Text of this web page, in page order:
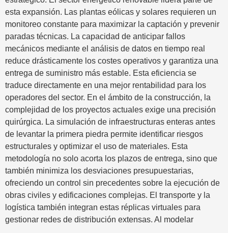
esta expansión. Las plantas eólicas y solares requieren un
monitoreo constante para maximizar la captación y prevenir
paradas técnicas. La capacidad de anticipar fallos
mecánicos mediante el análisis de datos en tiempo real
reduce drásticamente los costes operativos y garantiza una
entrega de suministro más estable. Esta eficiencia se
traduce directamente en una mejor rentabilidad para los
operadores del sector. En el ámbito de la construcción, la
complejidad de los proyectos actuales exige una precisión
quirúrgica. La simulación de infraestructuras enteras antes
de levantar la primera piedra permite identificar riesgos
estructurales y optimizar el uso de materiales. Esta
metodología no solo acorta los plazos de entrega, sino que
también minimiza los desviaciones presupuestarias,
ofreciendo un control sin precedentes sobre la ejecución de
obras civiles y edificaciones complejas. El transporte y la
logística también integran estas réplicas virtuales para
gestionar redes de distribución extensas. Al modelar